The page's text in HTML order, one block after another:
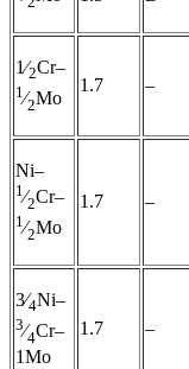
1⁄2Cr–
1 ⁄2Mo
1.7 –
Ni–
1 ⁄2Cr–
1⁄2Mo
1.7 –
3⁄4Ni–
3⁄4Cr–
1Mo
1.7 –